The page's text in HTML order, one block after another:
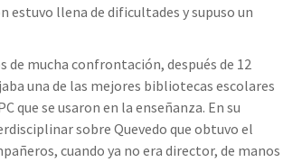
estuvo llena de dificultades y supuso un
de mucha confrontación, después de 12
una de las mejores bibliotecas escolares
que se usaron en la enseñanza. En su
sobre Quevedo que obtuvo el
cuando ya no era director, de manos